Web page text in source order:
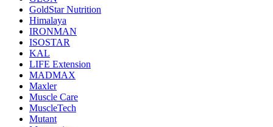
GoldStar Nutrition
Himalaya
IRONMAN
ISOSTAR
KAL
LIFE Extension
MADMAX
Maxler
Muscle Care
MuscleTech
Mutant